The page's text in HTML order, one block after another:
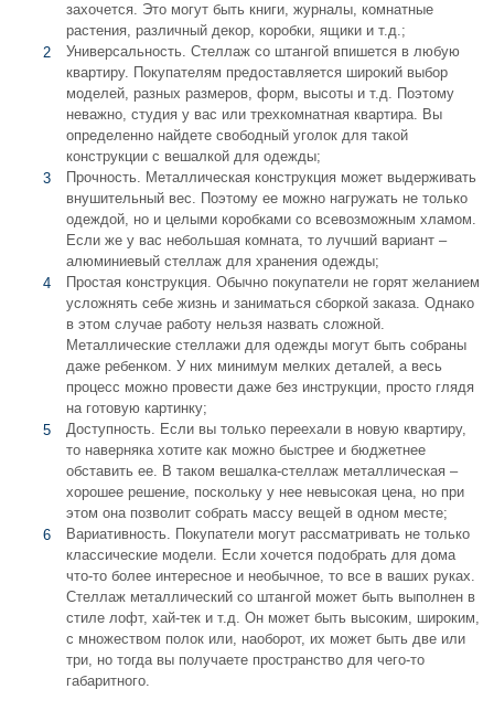
захочется. Это могут быть книги, журналы, комнатные
растения, различный декор, коробки, ящики и т.д.;
Универсальность. Стеллаж со штангой впишется в любую
квартиру. Покупателям предоставляется широкий выбор
моделей, разных размеров, форм, высоты и т.д. Поэтому
неважно, студия у вас или трехкомнатная квартира. Вы
определенно найдете свободный уголок для такой
конструкции с вешалкой для одежды;
Прочность. Металлическая конструкция может выдерживать
внушительный вес. Поэтому ее можно нагружать не только
одеждой, но и целыми коробками со всевозможным хламом.
Если же у вас небольшая комната, то лучший вариант –
алюминиевый стеллаж для хранения одежды;
Простая конструкция. Обычно покупатели не горят желанием
усложнять себе жизнь и заниматься сборкой заказа. Однако
в этом случае работу нельзя назвать сложной.
Металлические стеллажи для одежды могут быть собраны
даже ребенком. У них минимум мелких деталей, а весь
процесс можно провести даже без инструкции, просто глядя
на готовую картинку;
Доступность. Если вы только переехали в новую квартиру,
то наверняка хотите как можно быстрее и бюджетнее
обставить ее. В таком вешалка-стеллаж металлическая –
хорошее решение, поскольку у нее невысокая цена, но при
этом она позволит собрать массу вещей в одном месте;
Вариативность. Покупатели могут рассматривать не только
классические модели. Если хочется подобрать для дома
что-то более интересное и необычное, то все в ваших руках.
Стеллаж металлический со штангой может быть выполнен в
стиле лофт, хай-тек и т.д. Он может быть высоким, широким,
с множеством полок или, наоборот, их может быть две или
три, но тогда вы получаете пространство для чего-то
габаритного.